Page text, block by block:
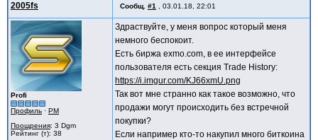
2005fs Сообщ. #1 03.01.18, 22:01
Profi
Профиль · PM
Поощрения: 3 Dgm
Рейтинг (т): 38
Здраствуйте, у меня вопрос который меня
немного беспокоит.
Есть биржа exmo.com, в ее интерфейсе
пользователя есть секция Trade History:
https://i.imgur.com/KJ66xmU.png
Так вот мне странно как такое возможно, что
продажи могут происходить без встречной
покупки?
Если например кто-то накупил много биткоина